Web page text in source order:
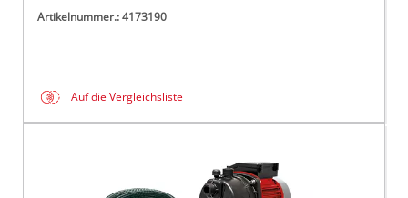
Artikelnummer.: 4173190
Auf die Vergleichsliste